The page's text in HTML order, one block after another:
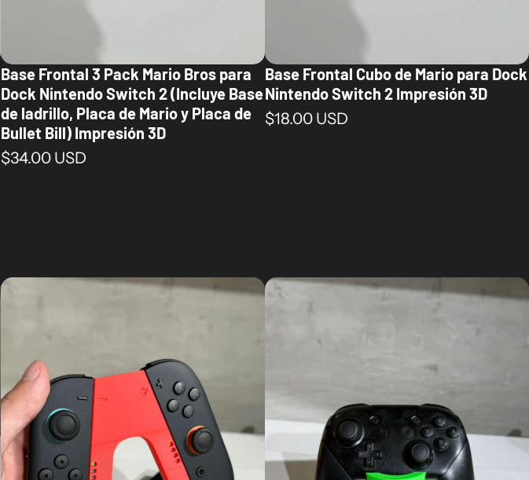
Base Frontal 3 Pack Mario Bros para
Dock Nintendo Switch 2 (Incluye Base
de ladrillo, Placa de Mario y Placa de
Bullet Bill) Impresión 3D
Precio normal
$34.00 USD
Base Frontal Cubo de Mario para Dock
Nintendo Switch 2 Impresión 3D
Precio normal
$18.00 USD